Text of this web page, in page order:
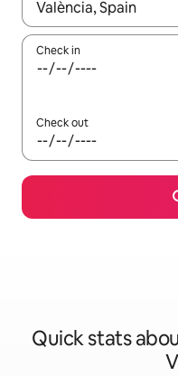
When results are
Check in
Check out
Quick stats